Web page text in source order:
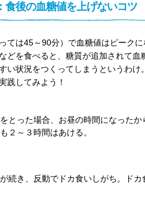
後の血糖値を上げないコツ
ては45～90分）で血糖値はピークに
どを食べると、糖質が追加されて血
い状況をつくってしまうというわけ。
践してみよう！
とった場合、お昼の時間になった
２～３時間はあける。
続き、反動でドカ食いしがち。ド